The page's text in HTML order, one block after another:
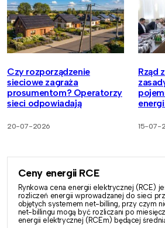
Czy rozporządzenie
sieciowe zagraża
prosumentom? Operatorzy
sieci odpowiadają
20-07-2026
Rząd
15-07-
Ceny energii RCE
Rynkowa cena energii elektrycznej (RCE)
rozliczeń energii wprowadzanej do sieci
objętych systemem net-billing, przy czym
net-billingu mogą być rozliczani po
energii elektrycznej (RCEm) będącej